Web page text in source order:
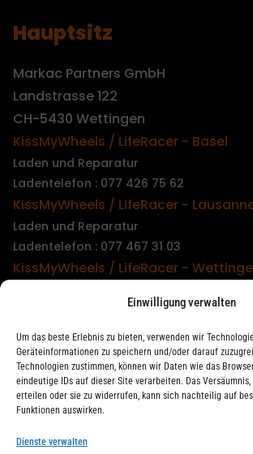
Einwilligung verwalten
Um das beste Erlebnis zu bieten, verwenden wir
Geräteinformationen zu speichern und/oder darauf
Technologien zustimmen, können wir Daten wie das
eindeutige IDs auf dieser Site verarbeiten. Das
erteilen oder sie zu widerrufen, kann sich nachteilig auf
Funktionen auswirken.
Dienste verwalten
Hauptsitz
Markac Partners GmbH
Landstrasse 122
CH-5430 Wettingen
KissMyWheels / LifeRacer - Basel
Laden und Reparatur
Ladentelefon : 077 426 75 62
KissMyWheels / LifeRacer -
Laden und Reparatur
Ladentelefon : 077 467 31 03
KissMyWheels / LifeRacer -
Ladentelefon : 079 747 00 36
KissMyWheels / LifeRacer - Zürich
Laden und Reparatur
Ladentelefon : 078 261 06 40
KissMyWheels / LifeRacer - Zürich
Reparatur
Ladentelefon : 044 594 48 87